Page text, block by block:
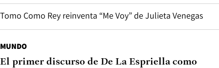
Tomo Como Rey reinventa “Me Voy” de Julieta Venegas
MUNDO
El primer discurso de De La Espriella como